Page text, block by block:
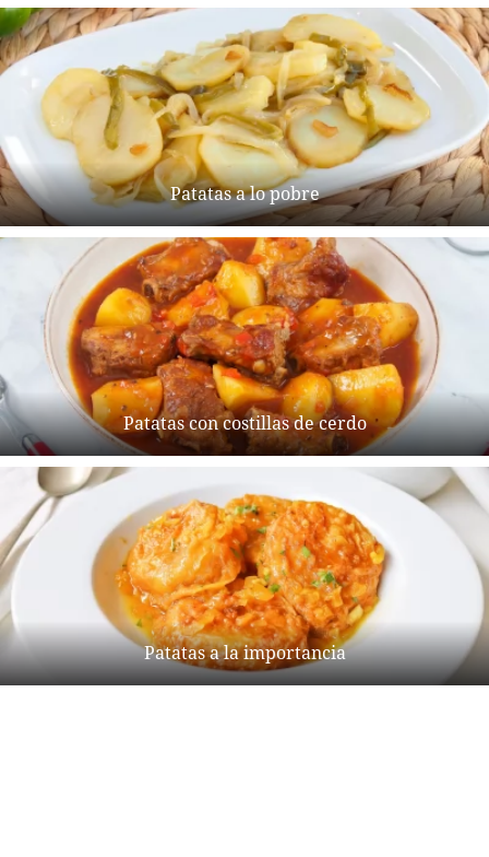
Patatas a lo pobre
Patatas con costillas de cerdo
Patatas a la importancia